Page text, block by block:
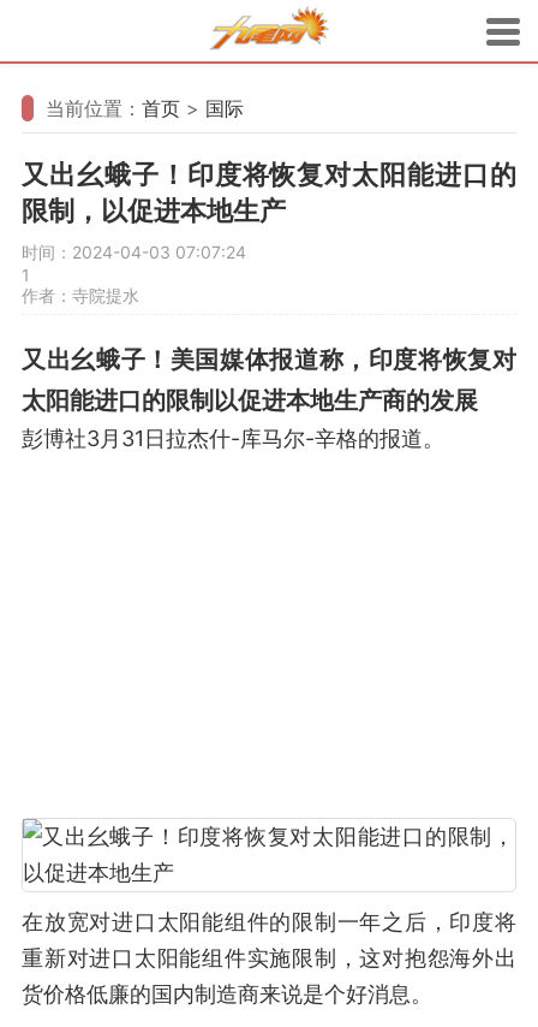
当前位置： 首页 > 国际
又出幺蛾子！印度将恢复对太阳能进口的
限制，以促进本地生产
时间：2024-04-03 07:07:24
1
作者：寺院提水
又出幺蛾子！美国媒体报道称，印度将恢复对
太阳能进口的限制以促进本地生产商的发展
彭博社3月31日拉杰什-库马尔-辛格的报道。
在放宽对进口太阳能组件的限制一年之后，印度将
重新对进口太阳能组件实施限制，这对抱怨海外出
货价格低廉的国内制造商来说是个好消息。